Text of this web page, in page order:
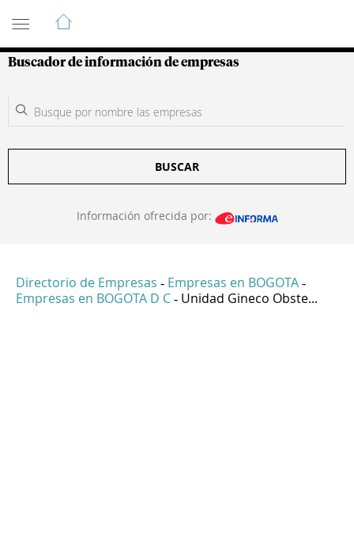
Guía de Empresas Colombianas
Buscador de información de empresas
BUSCAR
Información ofrecida por:
Directorio de Empresas - Empresas en BOGOTA -
Empresas en BOGOTA D C - Unidad Gineco Obste...